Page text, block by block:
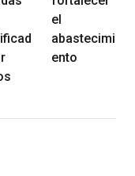
el
abastecimi
ento